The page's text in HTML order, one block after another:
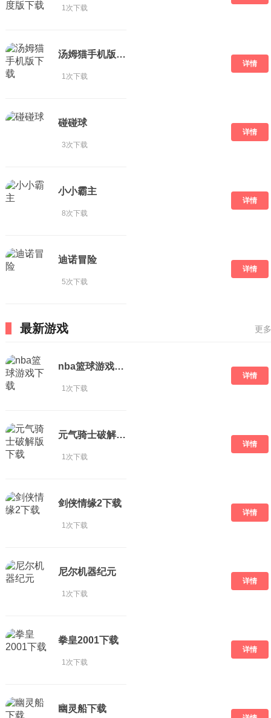
1次下载
汤姆猫手机版下载
1次下载
详情
碰碰球
3次下载
详情
小小霸主
8次下载
详情
迪诺冒险
5次下载
详情
最新游戏 更
nba篮球游戏下载
1次下载
详情
元气骑士破解版 下载
1次下载
详情
剑侠情缘2下载
1次下载
详情
尼尔机器纪元
1次下载
详情
拳皇2001下载
1次下载
详情
幽灵船下载